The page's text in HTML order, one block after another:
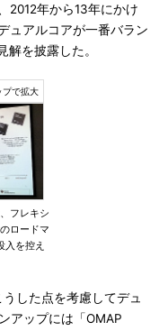
2012年から13年にかけ
ュアルコアが一番バラン
解を披露した。
フレキシ
ロードマ
入を控え
した点を考慮してデュ
アップには「OMAP